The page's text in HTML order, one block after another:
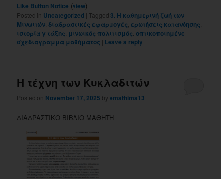
Like Button Notice (view)
Posted in Uncategorized | Tagged 3. Η καθημερινή ζωή των
Μινωιτών ,διαδραστικές εφαρμογές ερωτήσεις κατανόησης
ιστορία γ τάξης μινωικός πολιτισμός ,οπτικοποιημένο
σχεδιάγραμμα μαθήματος | Leave a reply
Η τέχνη των Κυκλαδιτών
Posted on November 17, 2025 byemathima13
ΔΙΑΔΡΑΣΤΙΚΟ ΒΙΒΛΙΟ ΜΑΘΗΤΗ